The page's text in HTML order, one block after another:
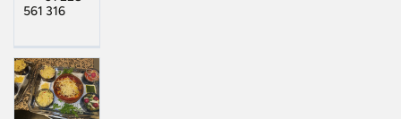
561 316